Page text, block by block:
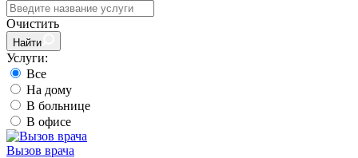
Очистить
Найти
Услуги:
Все
На дому
В больнице
В офисе
Вызов врача